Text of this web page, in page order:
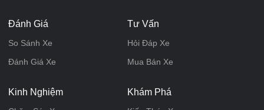
Đánh Giá
So Sánh Xe
Đánh Giá Xe
Tư Vấn
Hỏi Đáp Xe
Mua Bán Xe
Kinh Nghiệm Khám Phá